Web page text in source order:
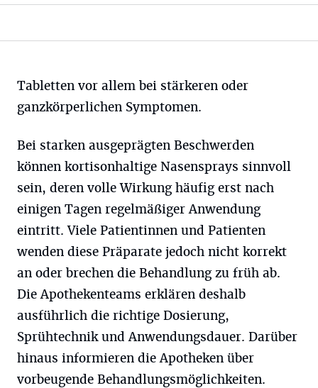
Tabletten vor allem bei stärkeren oder
ganzkörperlichen Symptomen.
Bei starken ausgeprägten Beschwerden
können kortisonhaltige Nasensprays sinnvoll
sein, deren volle Wirkung häufig erst nach
einigen Tagen regelmäßiger Anwendung
eintritt. Viele Patientinnen und Patienten
wenden diese Präparate jedoch nicht korrekt
an oder brechen die Behandlung zu früh ab.
Die Apothekenteams erklären deshalb
ausführlich die richtige Dosierung,
Sprühtechnik und Anwendungsdauer. Darüber
hinaus informieren die Apotheken über
vorbeugende Behandlungsmöglichkeiten.